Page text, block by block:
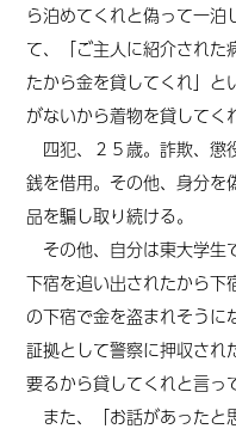
ら泊めてくれと偽って一
て、「ご主人に紹介された
たから金を貸してくれ」
がないから着物を貸してく
四犯、２５歳。詐欺、懲
銭を借用。その他、身分を
品を騙し取り続ける。
その他、自分は東大学生
下宿を追い出されたから下
の下宿で金を盗まれそうに
証拠として警察に押収され
要るから貸してくれと言っ
また、「お話があったと